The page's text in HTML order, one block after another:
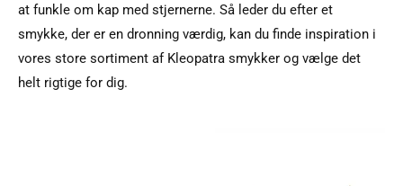
at funkle om kap med stjernerne. Så leder du efter et
smykke, der er en dronning værdig, kan du finde inspiration i
vores store sortiment af Kleopatra smykker og vælge det
helt rigtige for dig.